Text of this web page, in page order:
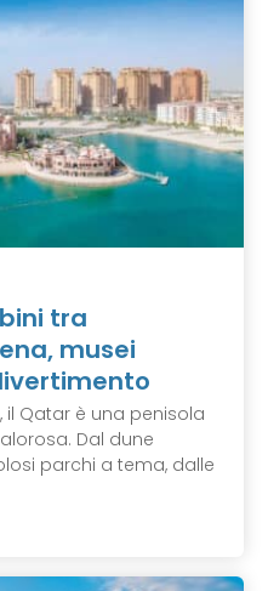
tra
musei
il Qatar è una penisola
Dal dune
parchi a tema, dalle